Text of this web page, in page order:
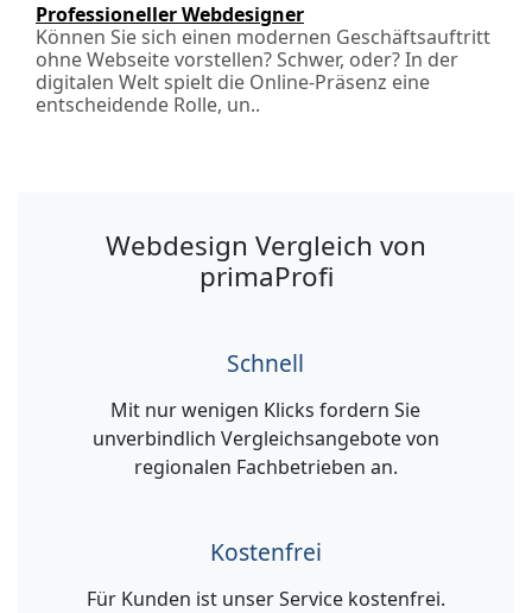
Professioneller Webdesigner
Können Sie sich einen modernen Geschäftsauftritt
ohne Webseite vorstellen? Schwer, oder? In der
digitalen Welt spielt die Online-Präsenz eine
entscheidende Rolle, un..
Webdesign Vergleich von
primaProfi
Schnell
Mit nur wenigen Klicks fordern Sie
unverbindlich Vergleichsangebote von
regionalen Fachbetrieben an.
Kostenfrei
Für Kunden ist unser Service kostenfrei.